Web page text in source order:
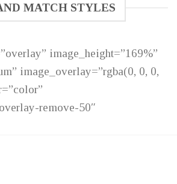
MATCH STYLES
image_height=”169%”
image_overlay=”rgba(0, 0, 0,
remove-50″